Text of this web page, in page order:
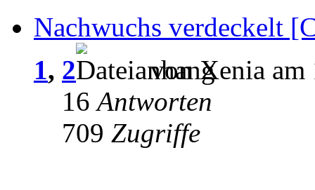
Nachwuchs verdeckelt
1, 2
von Xenia am
16Antworten
709 Zugriffe